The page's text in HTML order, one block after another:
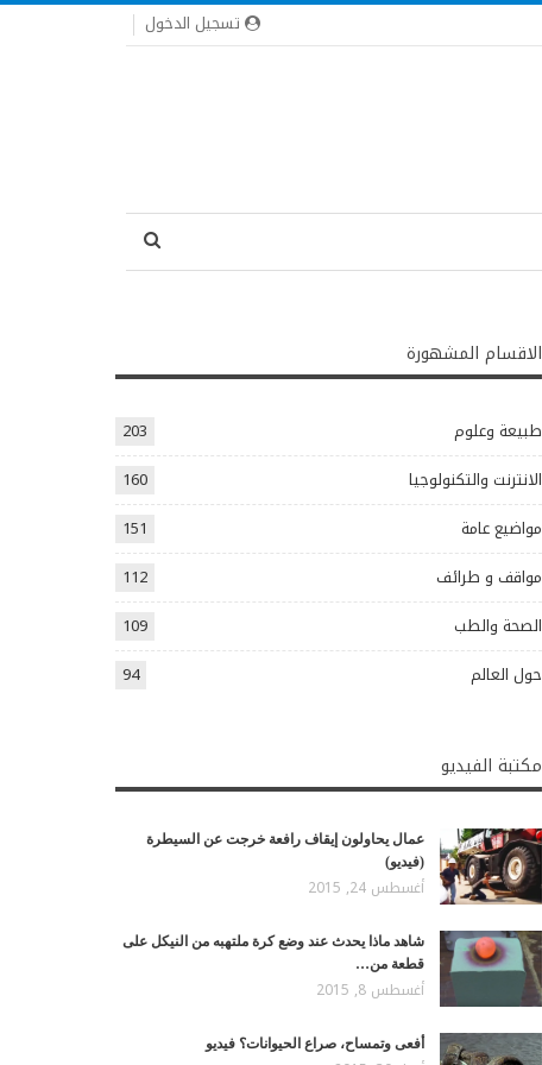
تسجيل الدخول
الاقسام المشهورة
طبيعة وعلوم
203
الانترنت والتكنولوجيا
160
مواضيع عامة
151
مواقف و طرائف
112
الصحة والطب
109
حول العالم
94
مكتبة الفيديو
عمال يحاولون إيقاف رافعة خرجت عن السيطرة
(فيديو)
أغسطس 24, 2015
شاهد ماذا يحدث عند وضع كرة ملتهبه من النيكل على
قطعة من…
أغسطس 8, 2015
أفعى وتمساح، صراع الحيوانات؟ فيديو